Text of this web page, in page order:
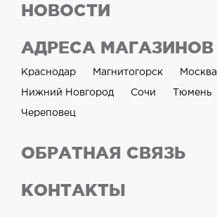
НОВОСТИ
АДРЕСА МАГАЗИНОВ
Краснодар Магнитогорск Москва
Нижний Новгород Сочи Тюмень
Череповец
ОБРАТНАЯ СВЯЗЬ
КОНТАКТЫ